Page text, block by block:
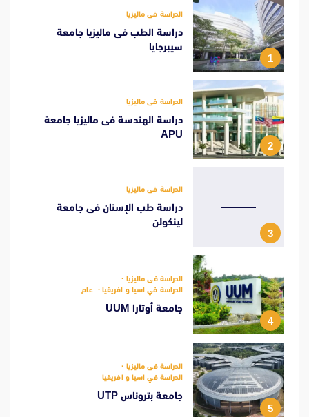
1
الدراسة فى ماليزيا
دراسة الطب فى ماليزيا جامعة
سيبرجايا
2
الدراسة فى ماليزيا
دراسة الهندسة فى ماليزيا جامعة
APU
3
الدراسة فى ماليزيا
دراسة طب الإسنان فى جامعة
لينكولن
4
الدراسة فى ماليزيا
الدراسة في اسيا و افريقيا
عام
جامعة أوتارا UUM
5
الدراسة فى ماليزيا
الدراسة في اسيا و افريقيا
جامعة بتروناس UTP